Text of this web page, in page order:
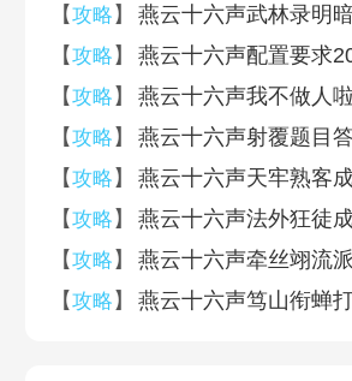
【攻略 】
【攻略 】
燕云十六声配置要求
【攻略 】
燕云十六声我不做人
【攻略 】
燕云十六声射覆题目
【攻略 】
燕云十六声天牢熟客
【攻略 】
燕云十六声法外狂徒
【攻略 】
燕云十六声牵丝翊流
【攻略 】 燕云十六声笃山衔蝉